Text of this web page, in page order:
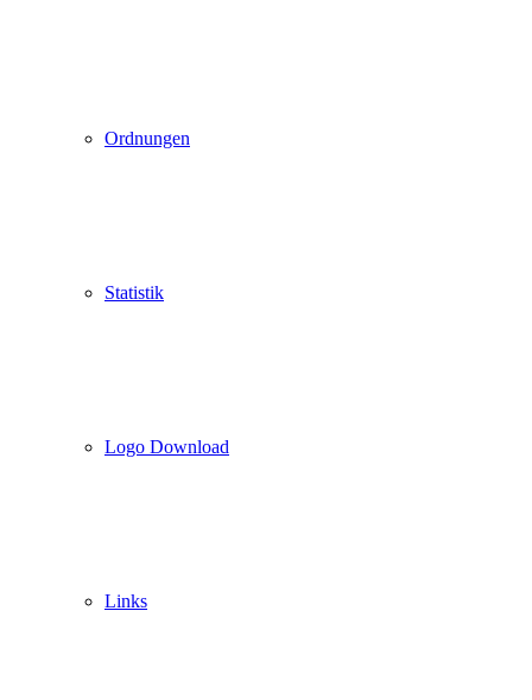
Ordnungen
Statistik
Logo Download
Links